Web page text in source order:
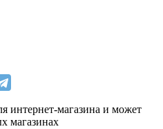
интернет-магазина и может
магазинах